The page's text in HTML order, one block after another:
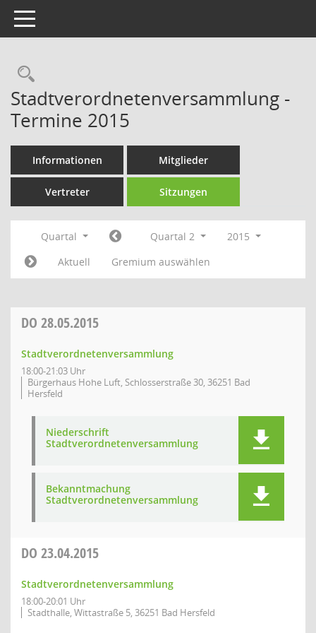
Toggle navigation
Rechercheauswahl
Stadtverordnetenversammlung -
Termine 2015
Informationen Mitglieder
Vertreter Sitzungen
Quartal Quartal 2
2015
Aktuell
Gremium auswählen
DO 28.05.2015
Stadtverordnetenversammlung
18:00-21:03 Uhr
Bürgerhaus Hohe Luft, Schlosserstraße 30, 36251 Bad
Hersfeld
Niederschrift
Stadtverordnetenversammlung
Bekanntmachung
Stadtverordnetenversammlung
DO 23.04.2015
Stadtverordnetenversammlung
18:00-20:01 Uhr
Stadthalle, Wittastraße 5, 36251 Bad Hersfeld